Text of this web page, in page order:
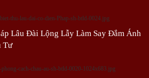
Lâu Đài Lộng Lẫy Làm Say Đắm Ánh
Tư